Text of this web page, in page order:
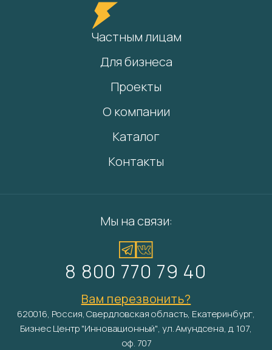
Частным лицам
Для бизнеса
Проекты
О компании
Каталог
Контакты
Мы на связи:
8 800 770 79 40
Вам перезвонить?
620016, Россия, Свердловская область, Екатеринбург,
Бизнес Центр "Инновационный", ул. Амундсена, д. 107,
оф. 707